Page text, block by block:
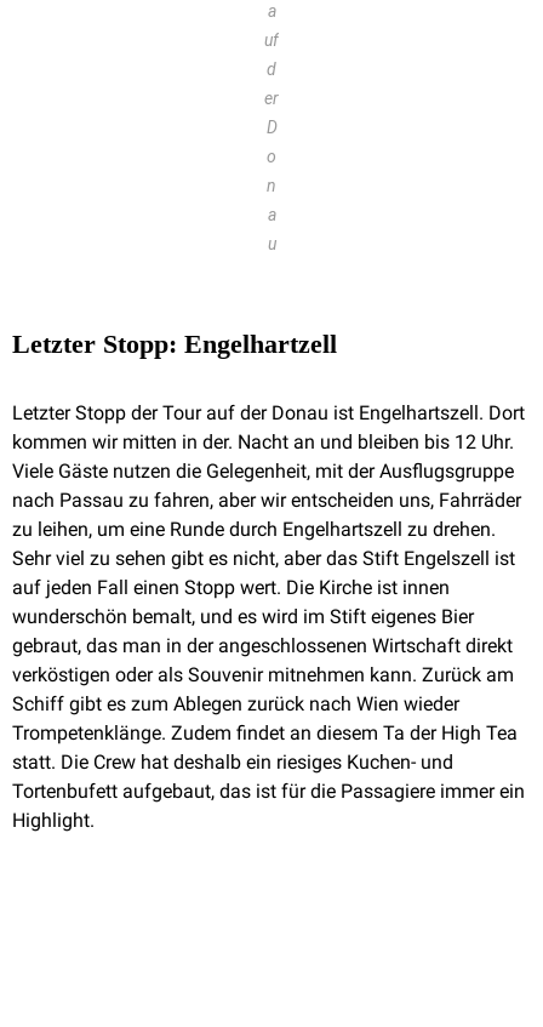
a
uf
d
er
D
o
n
a
u
Letzter Stopp: Engelhartzell
Letzter Stopp der Tour auf der Donau ist Engelhartszell. Dort
kommen wir mitten in der. Nacht an und bleiben bis 12 Uhr.
Viele Gäste nutzen die Gelegenheit, mit der Ausflugsgruppe
nach Passau zu fahren, aber wir entscheiden uns, Fahrräder
zu leihen, um eine Runde durch Engelhartszell zu drehen.
Sehr viel zu sehen gibt es nicht, aber das Stift Engelszell ist
auf jeden Fall einen Stopp wert. Die Kirche ist innen
wunderschön bemalt, und es wird im Stift eigenes Bier
gebraut, das man in der angeschlossenen Wirtschaft direkt
verköstigen oder als Souvenir mitnehmen kann. Zurück am
Schiff gibt es zum Ablegen zurück nach Wien wieder
Trompetenklänge. Zudem findet an diesem Ta der High Tea
statt. Die Crew hat deshalb ein riesiges Kuchen- und
Tortenbufett aufgebaut, das ist für die Passagiere immer ein
Highlight.